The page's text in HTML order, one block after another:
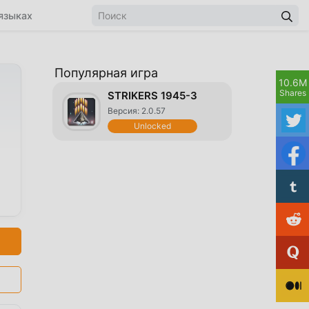
Популярная игра
STRIKERS 1945-3
Версия: 2.0.57
Unlocked
10.6M
Shares